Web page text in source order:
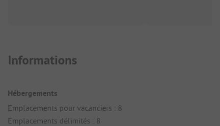
Informations
Hébergements
Emplacements pour vacanciers : 8
Emplacements délimités : 8